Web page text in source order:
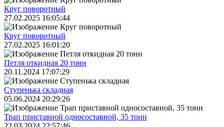
Круг поворотный
27.02.2025 16:05:44
Круг поворотный
27.02.2025 16:01:20
Петля откидная 20 тонн
20.11.2024 17:07:29
Ступенька складная
05.06.2024 20:29:26
Трап приставной односоставной, 35 тонн